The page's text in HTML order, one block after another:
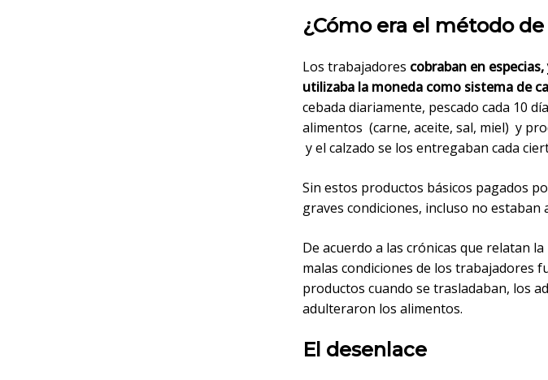
¿Cómo era el método
Los trabajadores cobraban en
utilizaba la moneda como sistema de
cebada diariamente, pescado cada 10
alimentos (carne, aceite, sal, miel) y
y el calzado se los entregaban cada
Sin estos productos básicos pagados
graves condiciones, incluso no
De acuerdo a las crónicas que relatan
malas condiciones de los trabajadores
productos cuando se trasladaban, los
adulteraron los alimentos.
El desenlace